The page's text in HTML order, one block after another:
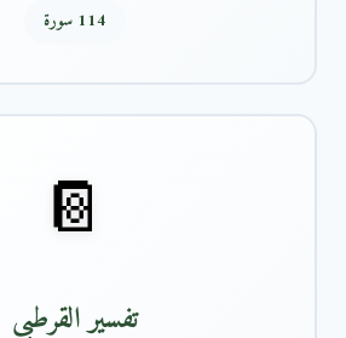
114 سورة
📔
تفسير القرطبي